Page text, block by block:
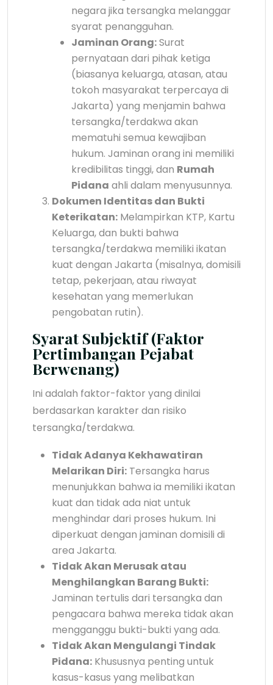
negara jika tersangka melanggar
syarat penangguhan.
Jaminan Orang:Surat
pernyataan dari pihak ketiga
(biasanya keluarga, atasan, atau
tokoh masyarakat terpercaya di
Jakarta) yang menjamin bahwa
tersangka/terdakwa akan
mematuhi semua kewajiban
hukum. Jaminan orang ini memiliki
kredibilitas tinggi, dan Rumah
Pidana ahli dalam menyusunnya.
Dokumen Identitas dan Bukti
Keterikatan: Melampirkan KTP, Kartu
Keluarga, dan bukti bahwa
tersangka/terdakwa memiliki ikatan
kuat dengan Jakarta (misalnya, domisili
tetap, pekerjaan, atau riwayat
kesehatan yang memerlukan
pengobatan rutin).
Syarat Subjektif (Faktor
Pertimbangan Pejabat
Berwenang)
Ini adalah faktor-faktor yang dinilai
berdasarkan karakter dan risiko
tersangka/terdakwa.
Tidak Adanya Kekhawatiran
Melarikan Diri: Tersangka harus
menunjukkan bahwa ia memiliki ikatan
kuat dan tidak ada niat untuk
menghindar dari proses hukum. Ini
diperkuat dengan jaminan domisili di
area Jakarta.
Tidak Akan Merusak atau
Menghilangkan Barang Bukti:
Jaminan tertulis dari tersangka dan
pengacara bahwa mereka tidak akan
mengganggu bukti-bukti yang ada.
Tidak Akan Mengulangi Tindak
Pidana: Khususnya penting untuk
kasus-kasus yang melibatkan